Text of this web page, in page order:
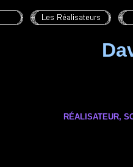
RÉALISATEUR,